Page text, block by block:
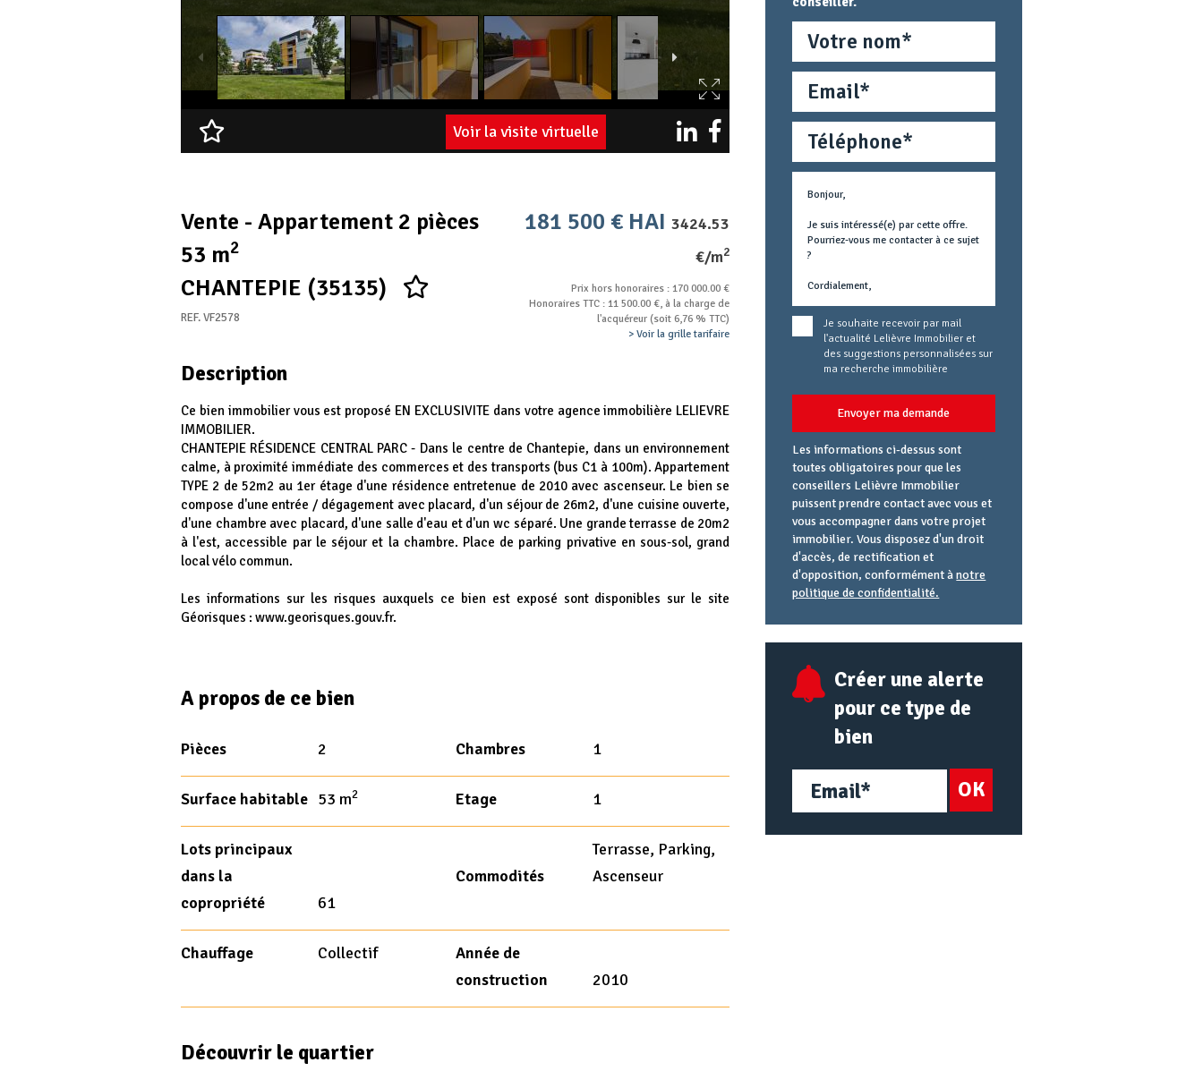
Voir la visite virtuelle
Vente - Appartement 2 pièces
53 m2
CHANTEPIE (35135)
REF. VF2578
181 500 € HAI3424.53
€/m2
Prix hors honoraires : 170 000.00 €
Honoraires TTC : 11 500.00 €, à la charge de
l'acquéreur (soit 6,76 % TTC)
> Voir la grille tarifaire
Description
Ce bien immobilier vous est proposé EN EXCLUSIVITE dans votre agence immobilière LELIEVRE
IMMOBILIER.
CHANTEPIE RÉSIDENCE CENTRAL PARC - Dans le centre de Chantepie, dans un environnement
calme, à proximité immédiate des commerces et des transports (bus C1 à 100m). Appartement
TYPE 2 de 52m2 au 1er étage d'une résidence entretenue de 2010 avec ascenseur. Le bien se
compose d'une entrée / dégagement avec placard, d'un séjour de 26m2, d'une cuisine ouverte,
d'une chambre avec placard, d'une salle d'eau et d'un wc séparé. Une grande terrasse de 20m2
à l'est, accessible par le séjour et la chambre. Place de parking privative en sous-sol, grand
local vélo commun.
Les informations sur les risques auxquels ce bien est exposé sont disponibles sur le site
Géorisques : www.georisques.gouv.fr.
A propos de ce bien
Pièces 2 Chambres 1
Surface habitable 53 m2 Etage 1
Lots principaux
dans la
copropriété
61
Commodités
Terrasse, Parking,
Ascenseur
Chauffage Collectif
Année de
construction
2010
Découvrir le quartier
Téléphone
Métier
concerné
Je souhaite recevoir par mail
l'actualité Lelièvre Immobilier et
des suggestions personnalisées sur
ma recherche immobilière
Envoyer ma demande
Les informations ci-dessus sont
toutes obligatoires pour que les
conseillers Lelièvre Immobilier
puissent prendre contact avec vous et
vous accompagner dans votre projet
immobilier. Vous disposez d'un droit
d'accès, de rectification et
d'opposition, conformément ànotre
politique de confidentialité.
email
URL
Créer une alerte
pour ce type de
bien
OK